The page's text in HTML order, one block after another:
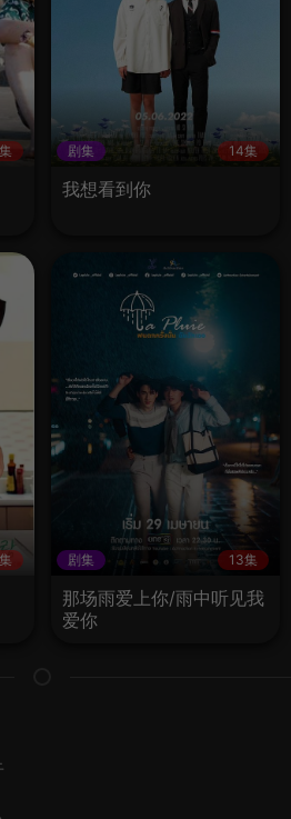
剧集 14集
我想看到你
剧集 13集
那场雨爱上你/雨中听见我
爱你